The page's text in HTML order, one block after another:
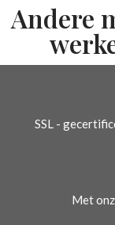
Andere
SSL -
Met